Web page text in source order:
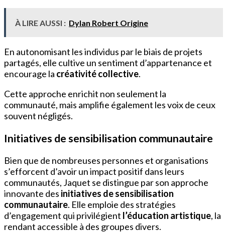
À LIRE AUSSI : Dylan Robert Origine
En autonomisant les individus par le biais de projets
partagés, elle cultive un sentiment d’appartenance et
encourage la créativité collective.
Cette approche enrichit non seulement la
communauté, mais amplifie également les voix de ceux
souvent négligés.
Initiatives de sensibilisation communautaire
Bien que de nombreuses personnes et organisations
s’efforcent d’avoir un impact positif dans leurs
communautés, Jaquet se distingue par son approche
innovante des initiatives de sensibilisation
communautaire. Elle emploie des stratégies
d’engagement qui privilégient l’éducation artistique, la
rendant accessible à des groupes divers.